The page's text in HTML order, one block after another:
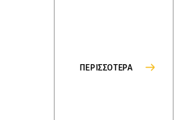
ΠΕΡΙΣΣΟΤΕΡΑ